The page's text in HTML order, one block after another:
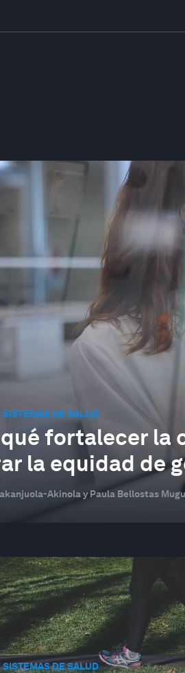
SISTEMAS DE SALUD
fortalecer la
la equidad de
Akinola y Paula Bellostas
SISTEMAS DE SALUD